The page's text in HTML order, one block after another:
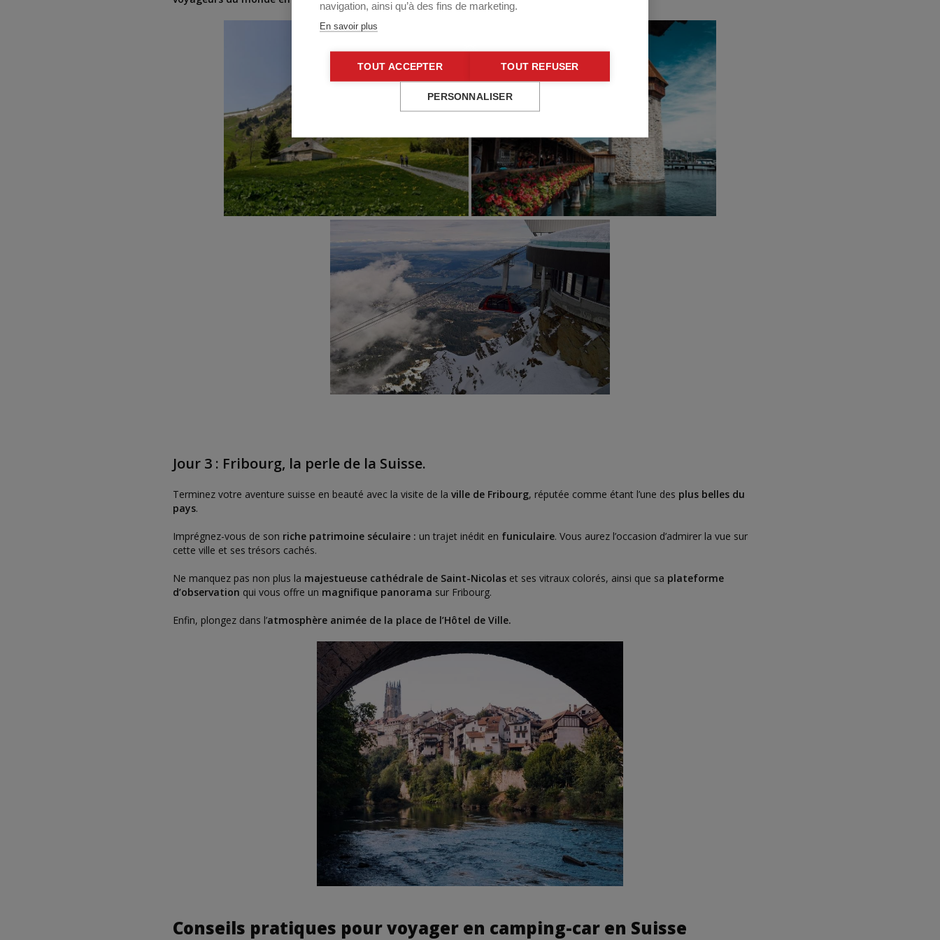
Jour 3 : Fribourg, la perle de la Suisse.
Terminez votre aventure suisse en beauté avec la visite de la ville de Fribourg, réputée comme étant l’une des plus belles du
pays.
Imprégnez-vous de son riche patrimoine séculaire : un trajet inédit en funiculaire. Vous aurez l’occasion d’admirer la vue sur
cette ville et ses trésors cachés.
Ne manquez pas non plus la majestueuse cathédrale de Saint-Nicolas et ses vitraux colorés, ainsi que sa plateforme
d’observation qui vous offre un magnifique panorama sur Fribourg.
Enfin, plongez dans l’atmosphère animée de la place de l’Hôtel de Ville.
Conseils pratiques pour voyager en camping-car en Suisse
navigation, ainsi qu’à des fins de marketing.
En savoir plus
TOUT ACCEPTER TOUT REFUSER
PERSONNALISER